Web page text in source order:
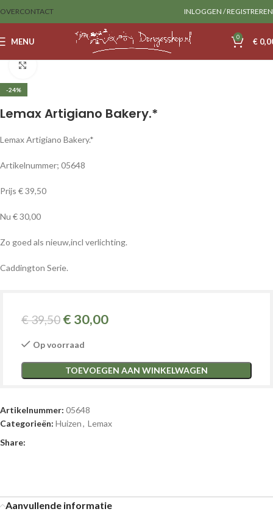
OVERCONTACT INLOGGEN / REGISTREREN
MENU 0 €
-24%
Lemax Artigiano Bakery.*
Lemax Artigiano Bakery.*
Artikelnummer; 05648
Prijs € 39,50
Nu € 30,00
Zo goed als nieuw,incl verlichting.
Caddington Serie.
€39,50 € 30,00
Op voorraad
TOEVOEGEN AAN WINKELWAGEN
Artikelnummer: 05648
Categorieën: Huizen, Lemax
Share:
Aanvullende informatie